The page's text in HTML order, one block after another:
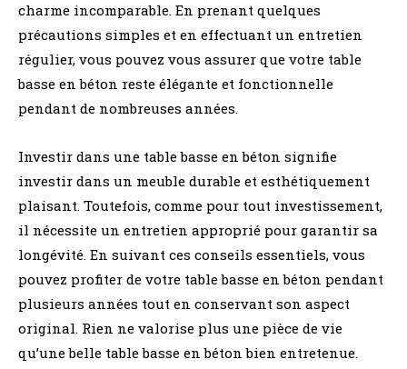
charme incomparable. En prenant quelques
précautions simples et en effectuant un entretien
régulier, vous pouvez vous assurer que votre table
basse en béton reste élégante et fonctionnelle
pendant de nombreuses années.
Investir dans une table basse en béton signifie
investir dans un meuble durable et esthétiquement
plaisant. Toutefois, comme pour tout investissement,
il nécessite un entretien approprié pour garantir sa
longévité. En suivant ces conseils essentiels, vous
pouvez profiter de votre table basse en béton pendant
plusieurs années tout en conservant son aspect
original. Rien ne valorise plus une pièce de vie
qu’une belle table basse en béton bien entretenue.